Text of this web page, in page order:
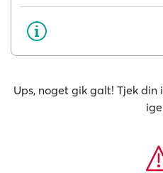
Ups, noget gik galt! Tjek